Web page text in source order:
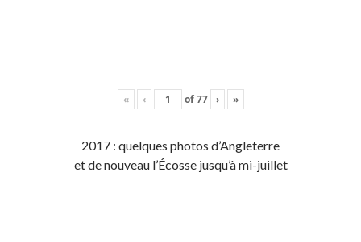
« ‹ of77 › »
2017 : quelques photos d’Angleterre
et de nouveau l’Écosse jusqu’à mi-juillet